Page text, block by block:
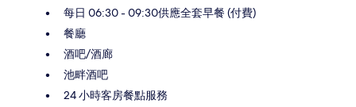
每日 06:30 - 09:30供應全套早餐 (付費)
餐廳
酒吧/酒廊
池畔酒吧
24 小時客房餐點服務